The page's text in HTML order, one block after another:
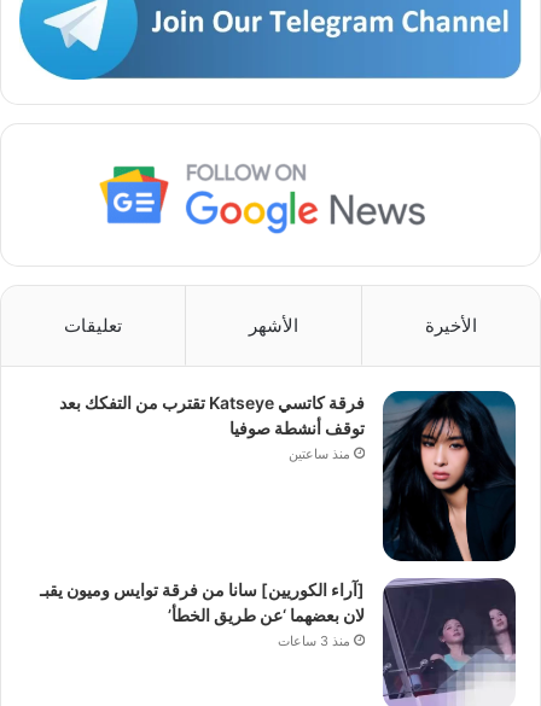
الأخيرة الأشهر تعليقات
فرقة كاتسي Katseye تقترب من التفكك بعد
توقف أنشطة صوفيا
منذ ساعتين
[آراء الكوريين] سانا من فرقة توايس وميون يقبـ
لان بعضهما ‘عن طريق الخطأ’
منذ 3 ساعات